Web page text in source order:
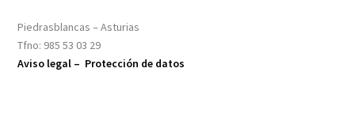
Piedrasblancas – Asturias
Tfno: 985 53 03 29
Aviso legal – Protección de datos